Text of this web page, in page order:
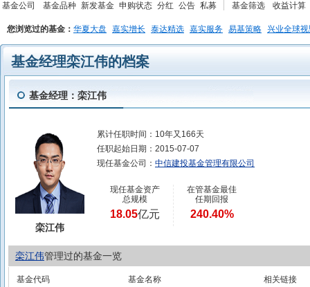
基金公司
基金品种 新发基金 申购状态 分红 公告 私募
基金筛选
收益计算
您浏览过的基金： 华夏大盘 嘉实增长 泰达精选 嘉实服务 易基策略 兴业全球
基金经理栾江伟的档案
基金经理：栾江伟
栾江伟
累计任职时间： 10年又166天
任职起始日期： 2015-07-07
现任基金公司： 中信建投基金管理有限公司
现任基金资产
总规模
18.05亿元
在管基金最佳
任期回报
240.40%
栾江伟管理过的基金一览
基金代码 基金名称 相关链接